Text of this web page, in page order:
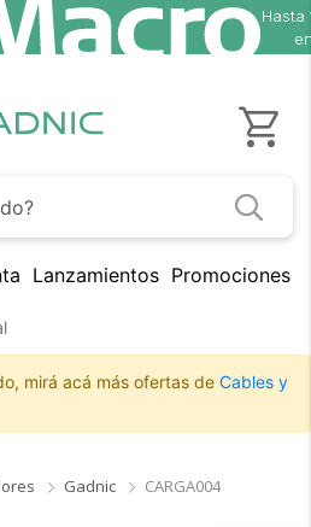
Hasta
Lanzamientos Promociones
mirá acá más ofertas de Cables y
Gadnic CARGA004